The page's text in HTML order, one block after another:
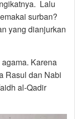
Lalu
surban?
yang dianjurkan
Karena
Rasul dan Nabi
al-Qadir